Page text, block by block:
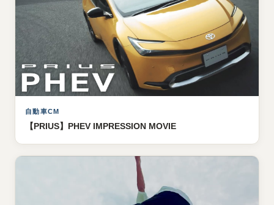
自動車CM
【PRIUS】PHEV IMPRESSION MOVIE